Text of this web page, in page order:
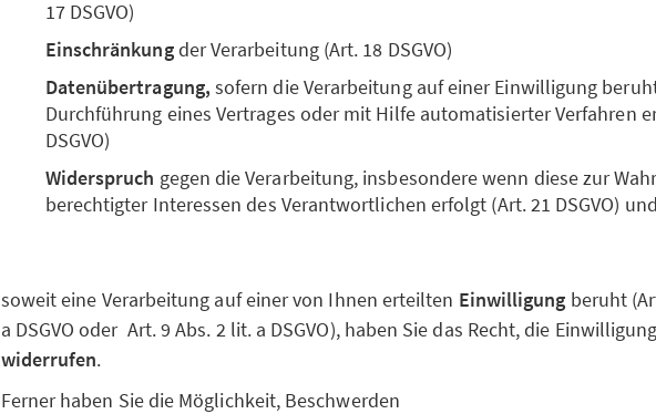
17 DSGVO)
Einschränkungder Verarbeitung (Art. 18 DSGVO)
Datenübertragung, sofern die Verarbeitung auf einer Einwilligung
Durchführung eines Vertrages oder mit Hilfe automatisierter Verfahren
DSGVO)
Widerspruch gegen die Verarbeitung, insbesondere wenn diese zur
berechtigter Interessen des Verantwortlichen erfolgt (Art. 21 DSGVO) und
soweit eine Verarbeitung auf einer von Ihnen erteilten Einwilligung beruht
a DSGVO oder Art. 9 Abs. 2 lit. a DSGVO), haben Sie das Recht, die
widerrufen.
Ferner haben Sie die Möglichkeit, Beschwerden